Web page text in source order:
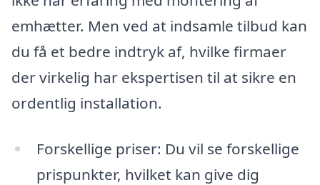
emhætter. Men ved at indsamle tilbud kan
du få et bedre indtryk af, hvilke firmaer
der virkelig har ekspertisen til at sikre en
ordentlig installation.
Forskellige priser: Du vil se forskellige
prispunkter, hvilket kan give dig